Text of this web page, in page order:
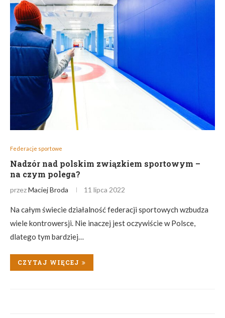
Federacje sportowe
Nadzór nad polskim związkiem sportowym –
na czym polega?
przezMaciej Broda 11 lipca 2022
Na całym świecie działalność federacji sportowych wzbudza
wiele kontrowersji. Nie inaczej jest oczywiście w Polsce,
dlatego tym bardziej…
CZYTAJ WIĘCEJ